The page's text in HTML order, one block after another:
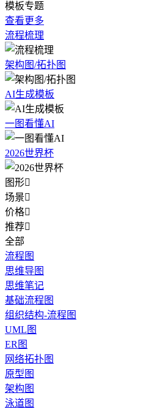
模板专题
查看更多
流程梳理
架构图/拓扑图
AI生成模板
一图看懂AI
2026世界杯
图形
场景
价格
推荐
全部
流程图
思维导图
思维笔记
基础流程图
组织结构-流程图
UML图
ER图
网络拓扑图
原型图
架构图
泳道图